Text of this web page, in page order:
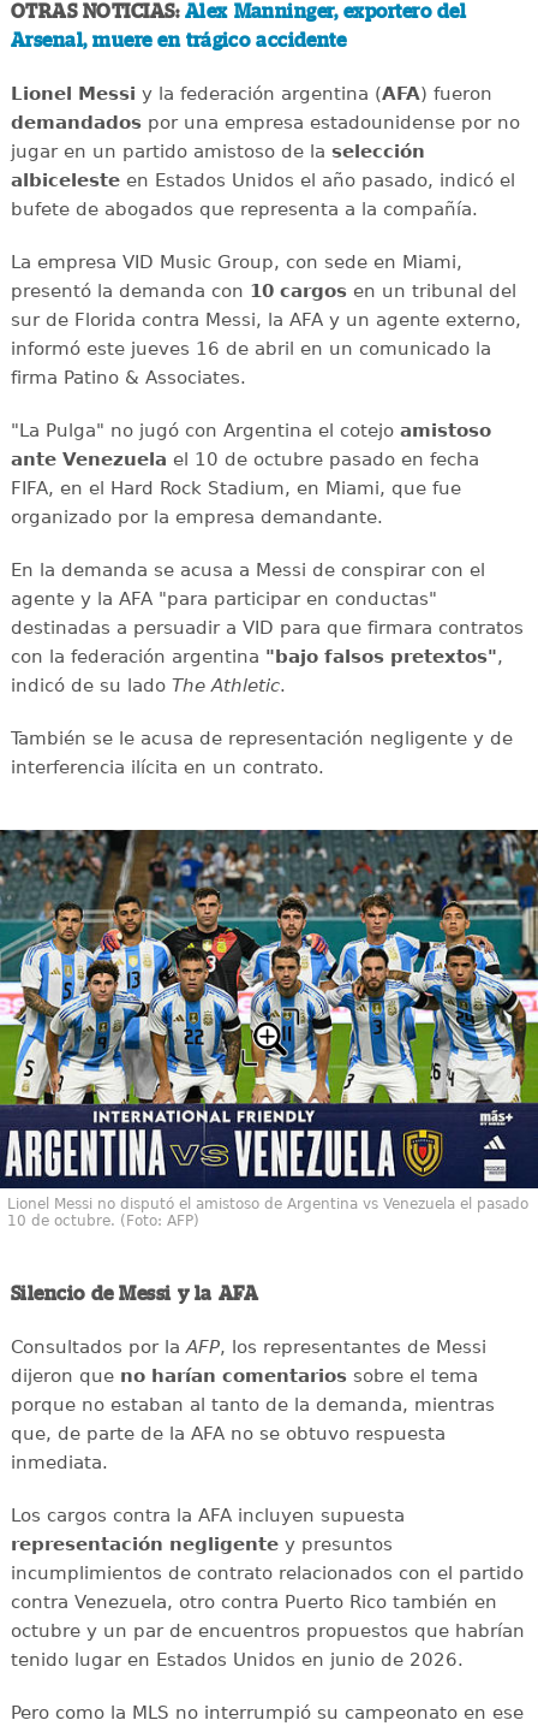
OTRAS NOTICIAS: Alex Manninger, exportero del
Arsenal, muere en trágico accidente
Lionel Messi y la federación argentina (AFA) fueron
demandadospor una empresa estadounidense por no
jugar en un partido amistoso de la selección
albicelesteen Estados Unidos el año pasado, indicó el
bufete de abogados que representa a la compañía.
La empresa VID Music Group, con sede en Miami,
presentó la demanda con 10 cargosen un tribunal del
sur de Florida contra Messi, la AFA y un agente externo,
informó este jueves 16 de abril en un comunicado la
firma Patino & Associates.
"La Pulga" no jugó con Argentina el cotejo amistoso
ante Venezuela el 10 de octubre pasado en fecha
FIFA, en el Hard Rock Stadium, en Miami, que fue
organizado por la empresa demandante.
En la demanda se acusa a Messi de conspirar con el
agente y la AFA "para participar en conductas"
destinadas a persuadir a VID para que firmara contratos
con la federación argentina "bajo falsos pretextos",
indicó de su lado The Athletic.
También se le acusa de representación negligente y de
interferencia ilícita en un contrato.
Lionel Messi no disputó el amistoso de Argentina vs Venezuela el pasado
10 de octubre. (Foto: AFP)
Silencio de Messi y la AFA
Consultados por laAFP, los representantes de Messi
dijeron que no harían comentariossobre el tema
porque no estaban al tanto de la demanda, mientras
que, de parte de la AFA no se obtuvo respuesta
inmediata.
Los cargos contra la AFA incluyen supuesta
representación negligentey presuntos
incumplimientos de contrato relacionados con el partido
contra Venezuela, otro contra Puerto Rico también en
octubre y un par de encuentros propuestos que habrían
tenido lugar en Estados Unidos en junio de 2026.
Pero como la MLS no interrumpió su campeonato en ese